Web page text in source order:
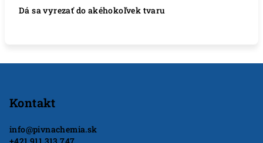
Dá sa vyrezať do akéhokoľvek tvaru
Kontakt
info@pivnachemia.sk